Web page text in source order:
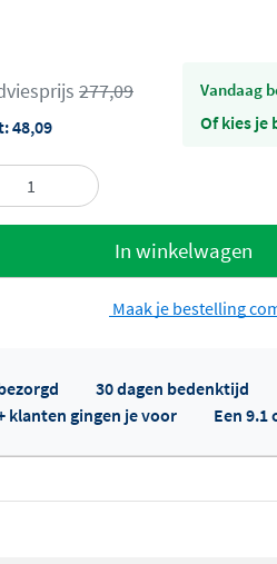
277,09
48,09
vandaag
Of kies je
In winkelwagen
aan offerte
Offertes ophalen...
Maak je bestelling
30 dagen bedenktijd
klanten gingen je voor
Een 9.1